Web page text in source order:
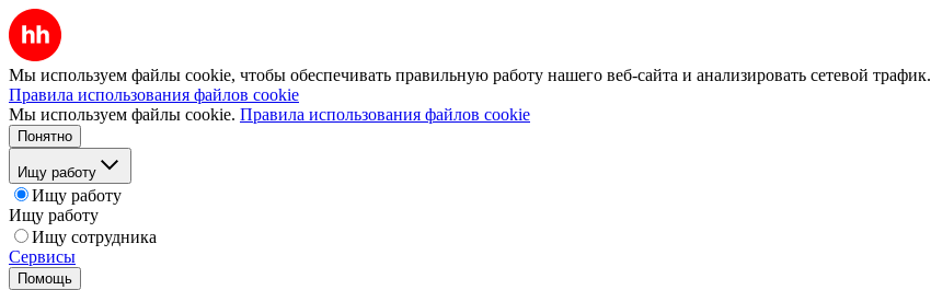
Мы используем файлы cookie, чтобы обеспечивать правильную работу нашего веб-сайта и анализировать сетевой трафик.
Правила использования файлов cookie
Мы используем файлы cookie. Правила использования файлов cookie
Понятно
Ищу работу
Ищу работу
Ищу работу
Ищу сотрудника
Сервисы
Помощь